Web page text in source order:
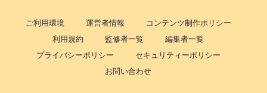
ご利用環境 運営者情報
コンテンツ制作ポリシー
利用規約
監修者一覧
編集者一覧
プライバシーポリシー
セキュリティーポリシー
お問い合わせ